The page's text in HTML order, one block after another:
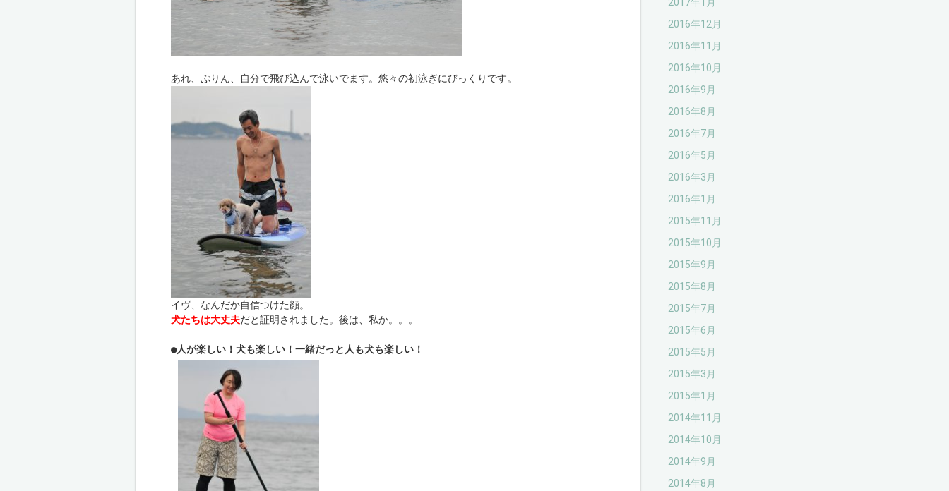
犬たちは大丈夫だと証明されました。後は、私か。。。
●人が楽しい！犬も楽しい！一緒だっと人も犬も楽しい！
2016年12月
2016年11月
2016年10月
2016年9月
2016年8月
2016年7月
2016年5月
2016年3月
2016年1月
2015年11月
2015年10月
2015年9月
2015年8月
2015年7月
2015年6月
2015年5月
2015年3月
2015年1月
2014年11月
2014年10月
2014年9月
2014年8月